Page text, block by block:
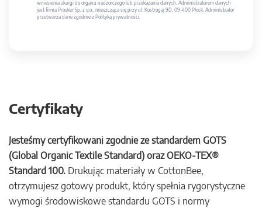
wniesienia skargi do organu nadzorczego lub przekazania danych. Administratorem danych
jest firma Prosker Sp. z o.o., mieszcząca się przy ul. Kostrogaj 9D, 09-400 Płock. Administrator
przetwarza dane zgodnie z Polityką prywatności.
Certyfikaty
Jesteśmy certyfikowani zgodnie ze standardem GOTS
(Global Organic Textile Standard) oraz OEKO-TEX®
Standard 100. Drukując materiały w CottonBee,
otrzymujesz gotowy produkt, który spełnia rygorystyczne
wymogi środowiskowe standardu GOTS i normy